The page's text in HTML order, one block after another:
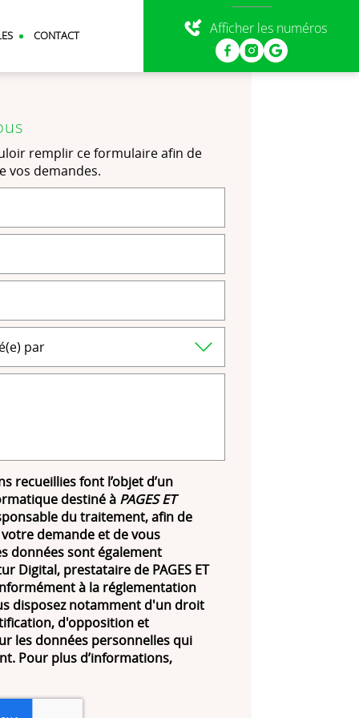
CONTACT Afficher les numéros
remplir ce formulaire afin de
vos demandes.
recueillies font l’objet d’un
destiné àPAGES ET
du traitement, afin de
demande et de vous
données sont également
Digital, prestataire de PAGES ET
à la réglementation
disposez notamment d'un droit
d'opposition et
les données personnelles qui
Pour plus d’informations,